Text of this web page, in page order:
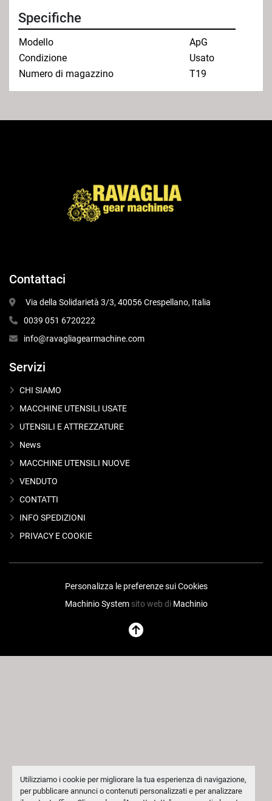
Utilizziamo i cookie per migliorare la tua esperienza di navigazione,
per pubblicare annunci o contenuti personalizzati e per analizzare
Specifiche
Modello
ApG
Condizione
Usato
Numero di magazzino
T19
Contattaci
Via della Solidarietà 3/3, 40056 Crespellano, Italia
0039 051 6720222
info@ravagliagearmachine.com
Servizi
CHI SIAMO
MACCHINE UTENSILI USATE
UTENSILI E ATTREZZATURE
News
MACCHINE UTENSILI NUOVE
VENDUTO
CONTATTI
INFO SPEDIZIONI
PRIVACY E COOKIE
Personalizza le preferenze sui Cookies
Machinio Systemsito web di Machinio